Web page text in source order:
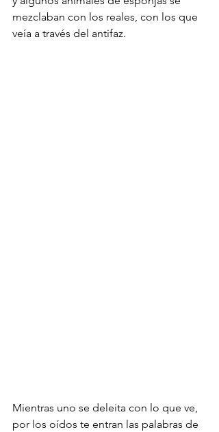
mezclaban con los reales, con los que
veía a través del antifaz.
Mientras uno se deleita con lo que ve,
por los oídos te entran las palabras de